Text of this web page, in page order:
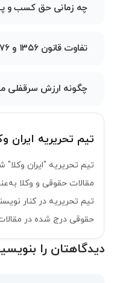
چه زمانی حق کسب و
تفاوت قانون ۱۳۵۶ و ۱۳۷۶ چیست؟
چگونه ارزش سرقفلی
تیم تحریریه ایران
تیم تحریریه "ایران
مقالات حقوقی و وکلا
تیم تحریریه در کنار
حقوقی درج شده در
دیدگاهتان را